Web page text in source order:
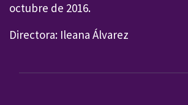
octubre de 2016.
Directora: Ileana Álvarez